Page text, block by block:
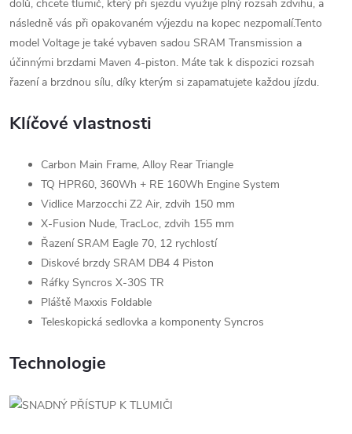
dolů, chcete tlumič, který při sjezdu využije plný rozsah zdvihu, a
následně vás při opakovaném výjezdu na kopec nezpomalí.Tento
model Voltage je také vybaven sadou SRAM Transmission a
účinnými brzdami Maven 4-piston. Máte tak k dispozici rozsah
řazení a brzdnou sílu, díky kterým si zapamatujete každou jízdu.
Klíčové vlastnosti
Carbon Main Frame, Alloy Rear Triangle
TQ HPR60, 360Wh + RE 160Wh Engine System
Vidlice Marzocchi Z2 Air, zdvih 150 mm
X-Fusion Nude, TracLoc, zdvih 155 mm
Řazení SRAM Eagle 70, 12 rychlostí
Diskové brzdy SRAM DB4 4 Piston
Ráfky Syncros X-30S TR
Pláště Maxxis Foldable
Teleskopická sedlovka a komponenty Syncros
Technologie